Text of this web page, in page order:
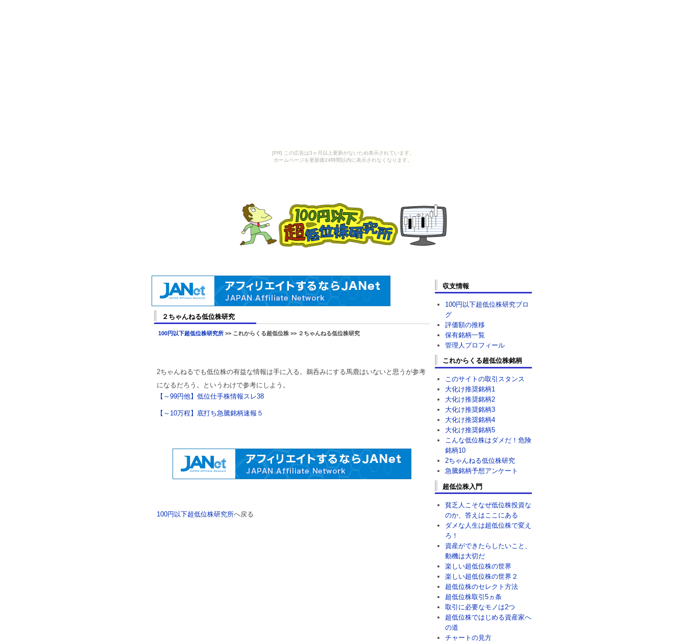
[PR] この広告は3ヶ月以上更新がないため表示されています。
ホームページを更新後24時間以内に表示されなくなります。
２ちゃんねる低位株研究
100円以下超低位株研究所 >> これからくる超低位株 >> ２ちゃんねる低位株研究
2ちゃんねるでも低位株の有益な情報は手に入る。鵜呑みにする馬鹿はいないと思うが参考
になるだろう。というわけで参考にしよう。
【～99円他】低位仕手株情報スレ38
【～10万程】底打ち急騰銘柄速報５
100円以下超低位株研究所へ戻る
収支情報
100円以下超低位株研究ブロ
グ
評価額の推移
保有銘柄一覧
管理人プロフィール
これからくる超低位株銘柄
このサイトの取引スタンス
大化け推奨銘柄1
大化け推奨銘柄2
大化け推奨銘柄3
大化け推奨銘柄4
大化け推奨銘柄5
こんな低位株はダメだ！危険
銘柄10
2ちゃんねる低位株研究
急騰銘柄予想アンケート
超低位株入門
貧乏人こそなぜ低位株投資な
のか、答えはここにある
ダメな人生は超低位株で変え
ろ！
資産ができたらしたいこと、
動機は大切だ
楽しい超低位株の世界
楽しい超低位株の世界２
超低位株のセレクト方法
超低位株取引5ヵ条
取引に必要なモノは2つ
超低位株ではじめる資産家へ
の道
チャートの見方